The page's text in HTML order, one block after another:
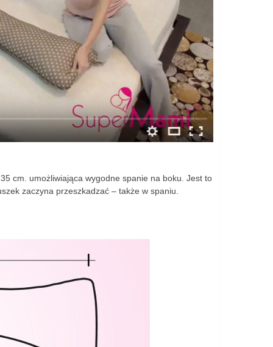
cm. umożliwiająca wygodne spanie na boku. Jest to
zaczyna przeszkadzać – także w spaniu.